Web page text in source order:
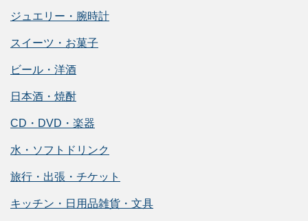
ジュエリー・腕時計
スイーツ・お菓子
ビール・洋酒
日本酒・焼酎
CD・DVD・楽器
水・ソフトドリンク
旅行・出張・チケット
キッチン・日用品雑貨・文具